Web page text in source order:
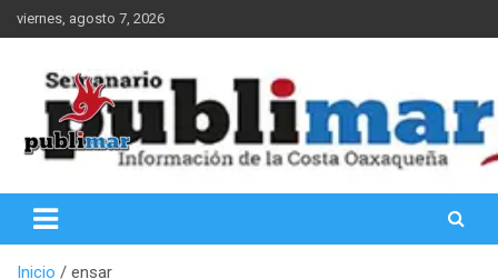
Saltar
al
viernes, agosto 7, 2026
PubliMar
Inicio ensar